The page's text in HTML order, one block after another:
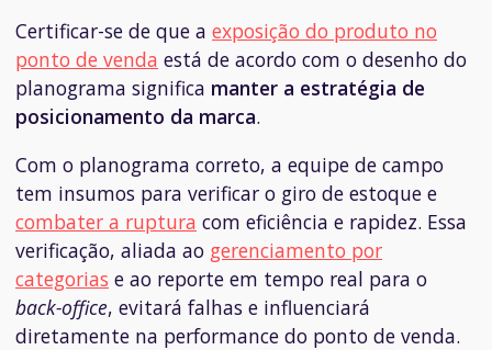
Certificar-se de que a exposição do produto no
ponto de venda está de acordo com o desenho do
planograma significa manter a estratégia de
posicionamento da marca.
Com o planograma correto, a equipe de campo
tem insumos para verificar o giro de estoque e
combater a ruptura com eficiência e rapidez. Essa
verificação, aliada ao gerenciamento por
categorias e ao reporte em tempo real para o
back-office, evitará falhas e influenciará
diretamente na performance do ponto de venda.